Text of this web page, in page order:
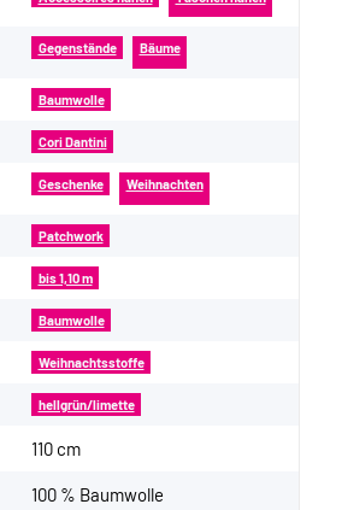
Gegenstände Bäume
Baumwolle
Cori Dantini
Geschenke Weihnachten
Patchwork
bis 1,10 m
Baumwolle
Weihnachtsstoffe
hellgrün/limette
110 cm
100 % Baumwolle